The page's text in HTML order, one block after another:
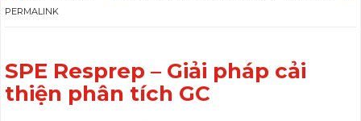
PERMALINK
SPE Resprep – Giải pháp cải
thiện phân tích GC